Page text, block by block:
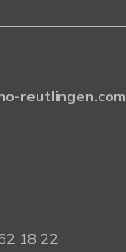
reutlingen.com
18 22